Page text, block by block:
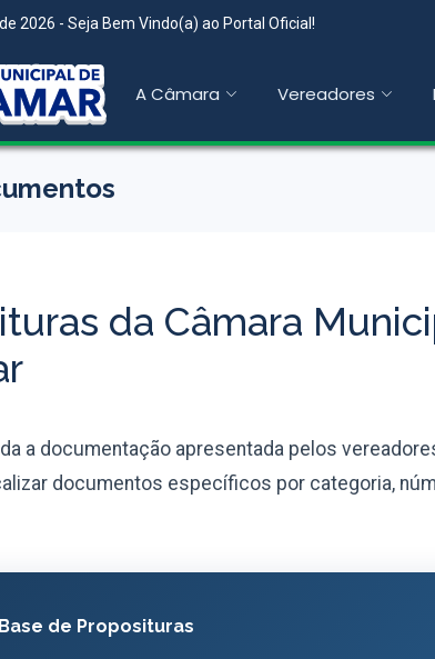
2026 - Seja Bem Vindo(a) ao Portal Oficial!
A Câmara Vereadores
da Câmara
a documentação apresentada pelos
documentos específicos por categoria,
de Proposituras